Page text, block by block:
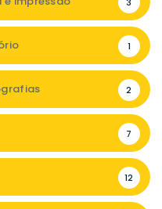
1
2
7
12